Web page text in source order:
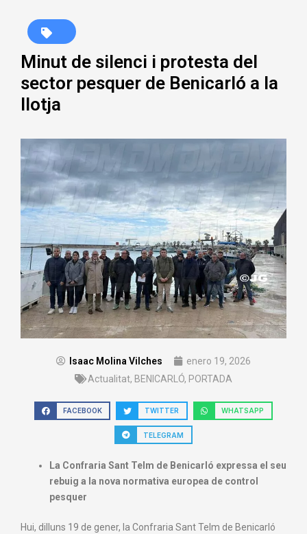
Minut de silenci i protesta del
sector pesquer de Benicarló a la
llotja
Isaac Molina Vilches
enero 19, 2026
Actualitat, BENICARLÓ, PORTADA
FACEBOOK TWITTER WHATSAPP
TELEGRAM
La Confraria Sant Telm de Benicarló expressa el seu
rebuig a la nova normativa europea de control
pesquer
Hui, dilluns 19 de gener, la Confraria Sant Telm de Benicarló